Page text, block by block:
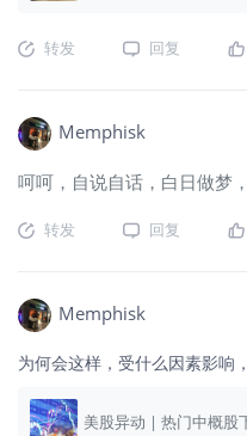
转发 回复
Memphisk
呵呵，自说自话，白日做梦
转发 回复
Memphisk
为何会这样，受什么因素影响
美股异动 | 热门中概股